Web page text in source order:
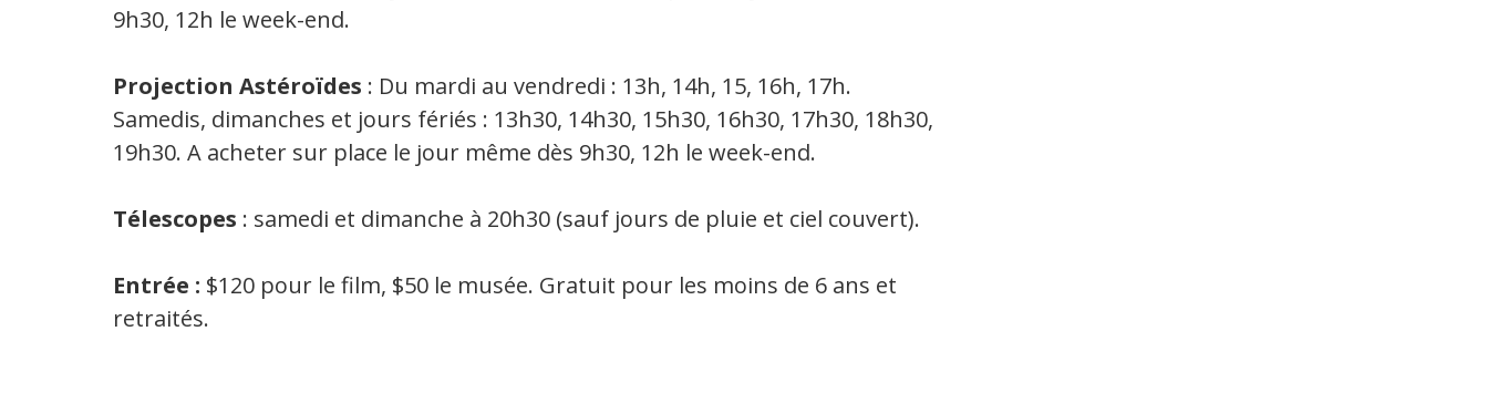
9h30, 12h le week-end.
Projection Astéroïdes : Du mardi au vendredi : 13h, 14h, 15, 16h, 17h.
Samedis, dimanches et jours fériés : 13h30, 14h30, 15h30, 16h30, 17h30, 18h30,
19h30. A acheter sur place le jour même dès 9h30, 12h le week-end.
Télescopes : samedi et dimanche à 20h30 (sauf jours de pluie et ciel couvert).
Entrée : $120 pour le film, $50 le musée. Gratuit pour les moins de 6 ans et
retraités.